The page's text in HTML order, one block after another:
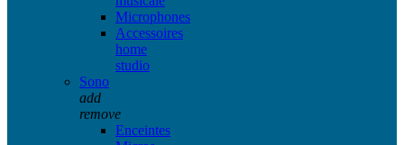
Microphones
Accessoires
home
studio
Sono
add
remove
Enceintes